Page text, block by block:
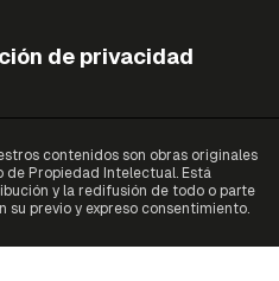
de privacidad
contenidos son obras originales
de Propiedad Intelectual. Está
y la redifusión de todo o parte
su previo y expreso consentimiento.